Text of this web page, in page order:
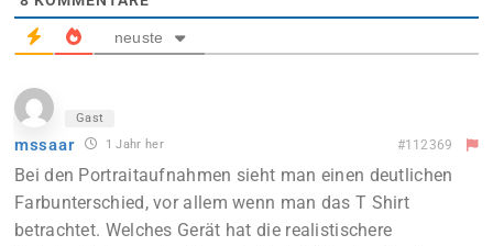
neuste
Gast
mssaar 1 Jahr her #112369
Bei den Portraitaufnahmen sieht man einen deutlichen
Farbunterschied, vor allem wenn man das T Shirt
betrachtet. Welches Gerät hat die realistischere